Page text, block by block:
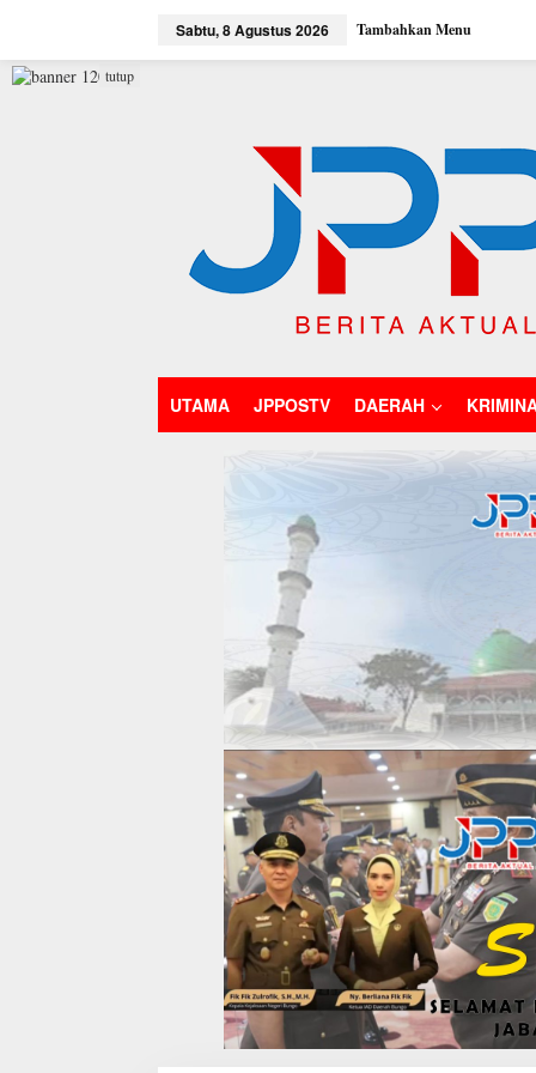
Sabtu, 8 Agustus 2026 Tambahkan Menu
UTAMA JPPOSTV DAERAH
tutup